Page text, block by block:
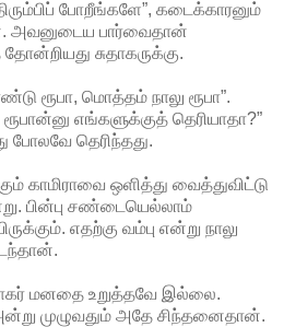
போறீங்களே”, கடைக்காரனும்
அவனுடைய பார்வைதான்
சுதாகருக்கு.
ரூபா, மொத்தம் நாலு ரூபா”.
எங்களுக்குத் தெரியாதா?”
போலவே தெரிந்தது.
காமிராவை ஒளித்து வைத்துவிட்டு
பின்பு சண்டையெல்லாம்
எதற்கு வம்பு என்று நாலு
மனதை உறுத்தவே இல்லை.
முழுவதும் அதே சிந்தனைதான்.